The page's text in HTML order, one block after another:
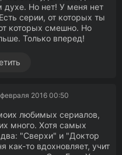
духе. Но нет! У меня нет
серии, от которых ты
которых смешно. Но
Только вперед!
2016 00:50
любимых сериалов,
много. Хотя самых
"Сверхи" и "Доктор
как-то вдохновляет, учит